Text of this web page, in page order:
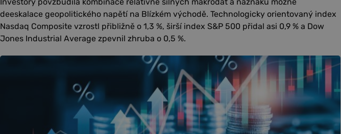
deeskalace geopolitického napětí na Blízkém východě. Technologicky orientovaný index
Nasdaq Composite vzrostl přibližně o 1,3 %, širší index S&P 500 přidal asi 0,9 % a Dow
Jones Industrial Average zpevnil zhruba o 0,5 %.